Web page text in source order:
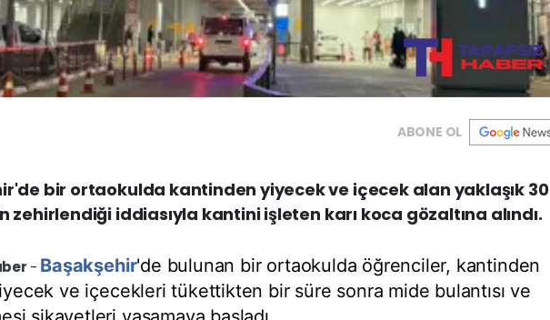
ABONE OL
bir ortaokulda kantinden yiyecek ve içecek alan yaklaşık 30
zehirlendiği iddiasıyla kantini işleten karı koca gözaltına alındı.
- Başakşehir'de bulunan bir ortaokulda öğrenciler, kantinden
ve içecekleri tükettikten bir süre sonra mide bulantısı ve